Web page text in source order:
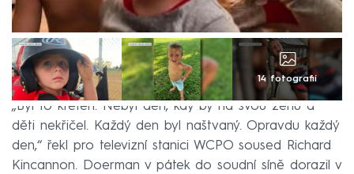
14 fotografií
„Byl to kretén. Nebyl den, kdy by na svou ženu a
děti nekřičel. Každý den byl naštvaný. Opravdu každý
den,“ řekl pro televizní stanici WCPO soused Richard
Kincannon. Doerman v pátek do soudní síně dorazil v